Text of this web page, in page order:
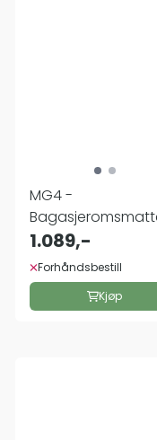
MG4 -
1.089,-
Forhåndsbestill
Kjøp